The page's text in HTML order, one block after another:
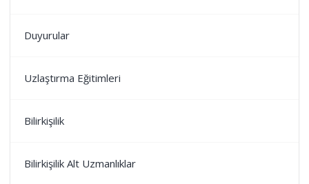
Duyurular
Uzlaştırma Eğitimleri
Bilirkişilik
Bilirkişilik Alt Uzmanlıklar